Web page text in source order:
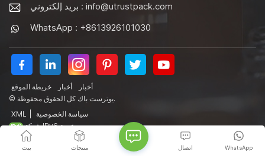
بريد إلكتروني : info@utrustpack.com
WhatsApp : +8613926101030
خريطة الموقع أخبار
أخبار
© يوترست باك كل الحقوق محفوظة.
XML
سياسة الخصوصية
شبكة IPv6 مدعومة
بيت منتجات WhatsApp اتصال